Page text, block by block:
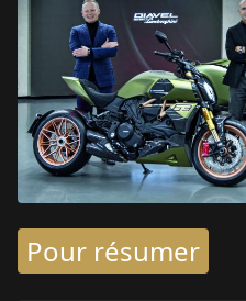
Pour résumer